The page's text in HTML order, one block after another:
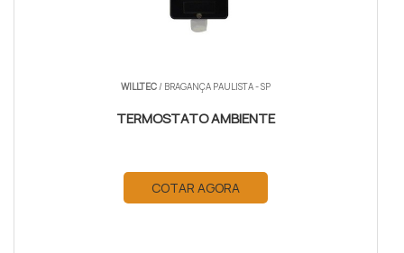
WILLTEC/ BRAGANÇA PAULISTA - SP
TERMOSTATO AMBIENTE
COTAR AGORA